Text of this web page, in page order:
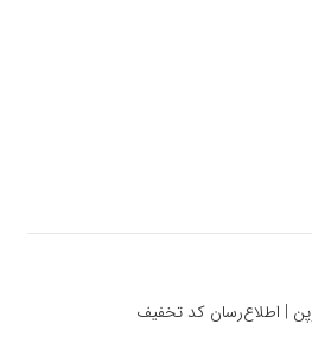
| اطلاع‌رسان کد تخفیف